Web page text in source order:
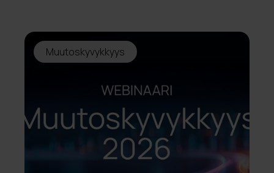
Muutoskyvykkyys